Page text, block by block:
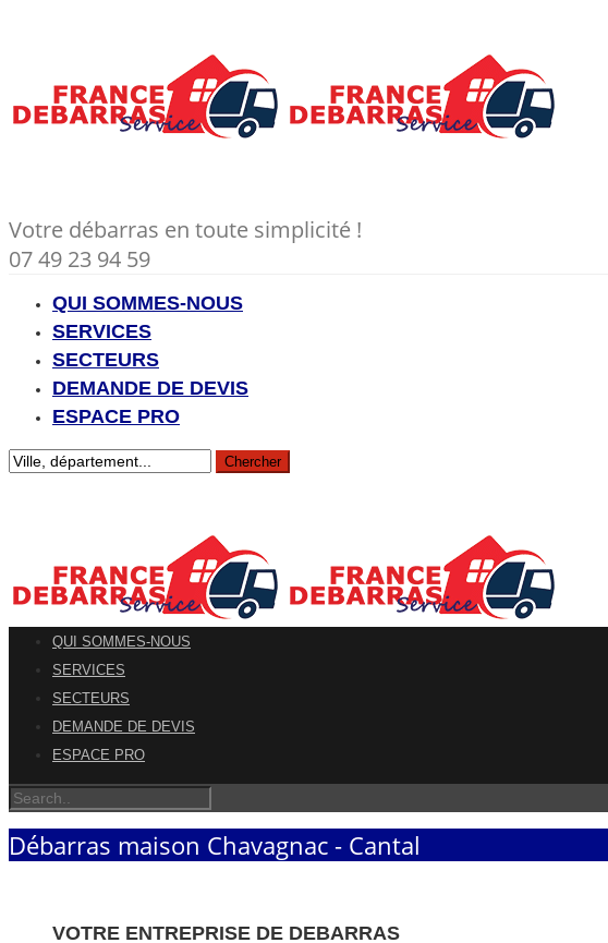
Votre débarras en toute simplicité !
07 49 23 94 59
QUI SOMMES-NOUS
SERVICES
SECTEURS
DEMANDE DE DEVIS
ESPACE PRO
QUI SOMMES-NOUS
SERVICES
SECTEURS
DEMANDE DE DEVIS
ESPACE PRO
Débarras maison Chavagnac - Cantal
VOTRE ENTREPRISE DE DEBARRAS